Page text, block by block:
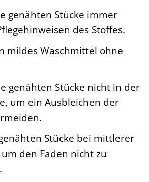
genähten Stücke immer
des Stoffes.
mildes Waschmittel ohne
genähten Stücke nicht in der
um ein Ausbleichen der
Stücke bei mittlerer
den Faden nicht zu